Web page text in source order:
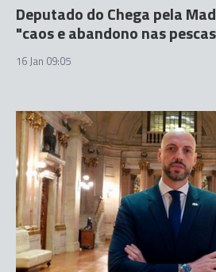
Deputado do Chega pela
"caos e abandono nas
16 Jan 09:05